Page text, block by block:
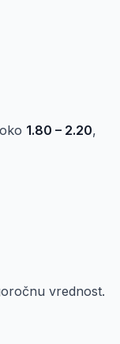
1.80 – 2.20,
vrednost.